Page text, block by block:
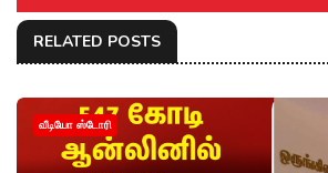
RELATED POSTS
வீடியோ ஸ்டோரி